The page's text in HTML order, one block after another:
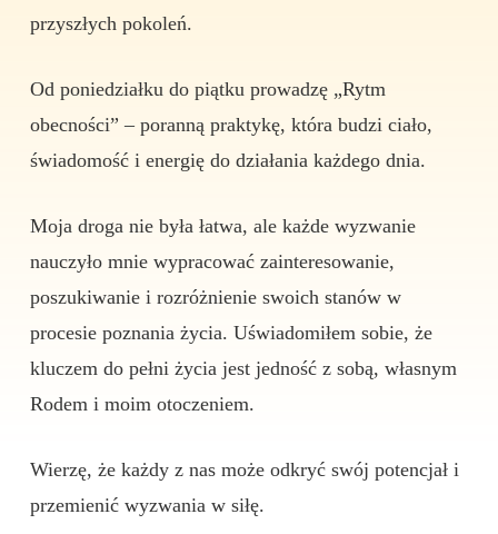
przyszłych pokoleń.
Od poniedziałku do piątku prowadzę „Rytm
obecności” – poranną praktykę, która budzi ciało,
świadomość i energię do działania każdego dnia.
Moja droga nie była łatwa, ale każde wyzwanie
nauczyło mnie wypracować zainteresowanie,
poszukiwanie i rozróżnienie swoich stanów w
procesie poznania życia. Uświadomiłem sobie, że
kluczem do pełni życia jest jedność z sobą, własnym
Rodem i moim otoczeniem.
Wierzę, że każdy z nas może odkryć swój potencjał i
przemienić wyzwania w siłę.